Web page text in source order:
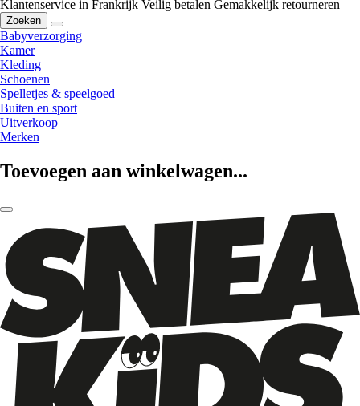
Klantenservice in Frankrijk Veilig betalen Gemakkelijk retourneren
Zoeken
Babyverzorging
Kamer
Kleding
Schoenen
Spelletjes & speelgoed
Buiten en sport
Uitverkoop
Merken
Toevoegen aan winkelwagen...